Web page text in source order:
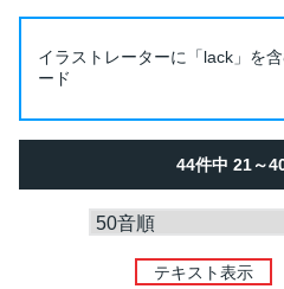
イラストレーターに「lack」を
ード
44件中 21～
テキスト表示